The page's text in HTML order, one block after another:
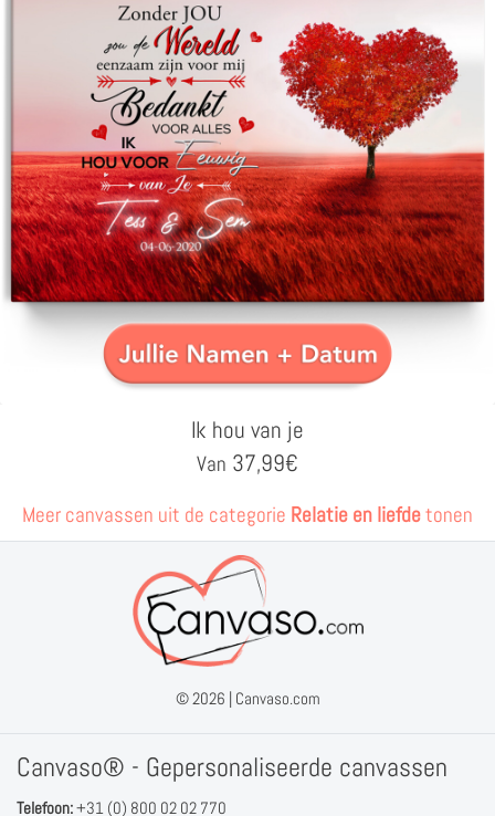
Ik hou van je
Van 37,99€
Meer canvassen uit de categorie Relatie en liefdetonen
© 2026 | Canvaso.com
Canvaso® - Gepersonaliseerde canvassen
Telefoon:+31 (0) 800 02 02 770